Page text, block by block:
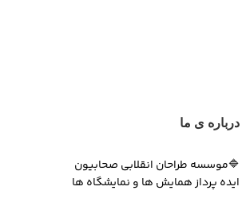
درباره ی ما
🔷موسسه طراحان انقلابی صحابیون
ایده پرداز همایش ها و نمایشگاه ها